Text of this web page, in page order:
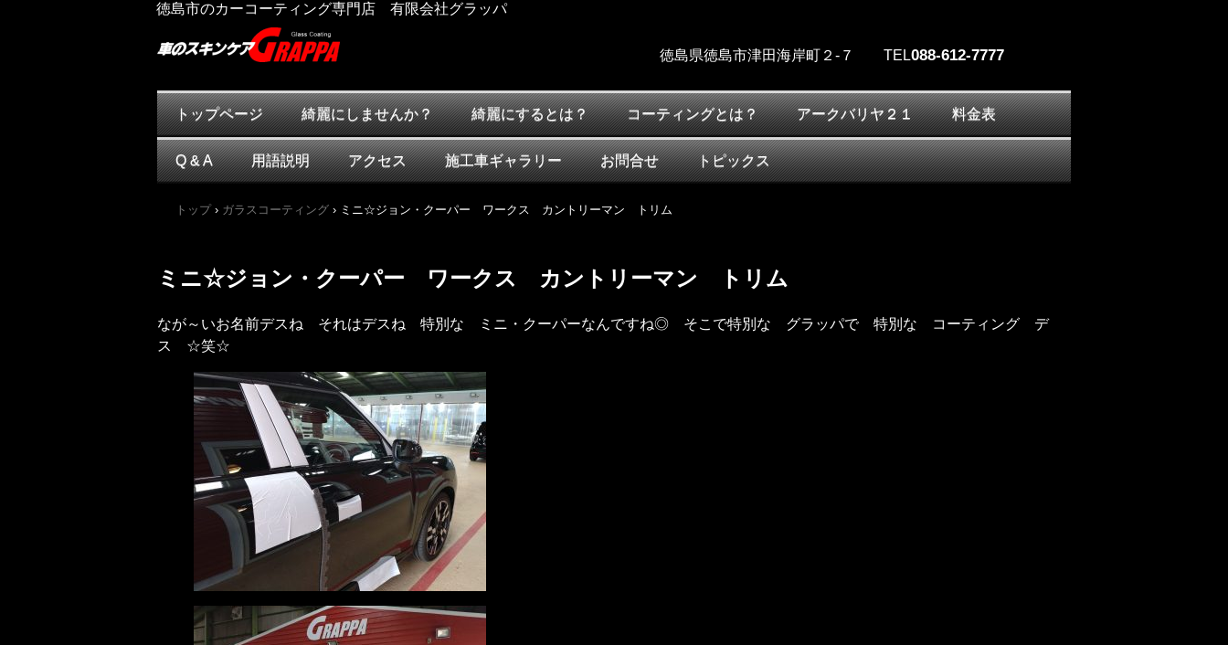
徳島市のカーコーティング専門店 有限会社グラッパ
徳島県徳島市津田海岸町２-７ TEL088-612-7777
トップページ 綺麗にしませんか？ 綺麗にするとは？ コーティングとは？ アークバリヤ２１ 料金表
Q & A 用語説明 アクセス 施工車ギャラリー お問合せ トピックス
トップ › ガラスコーティング › ミニ☆ジョン・クーパー ワークス カントリーマン トリム
ミニ☆ジョン・クーパー ワークス カントリーマン トリム
なが～いお名前デスね それはデスね 特別な ミニ・クーパーなんですね◎ そこで特別な グラッパで 特別な コーティング デ
ス ☆笑☆